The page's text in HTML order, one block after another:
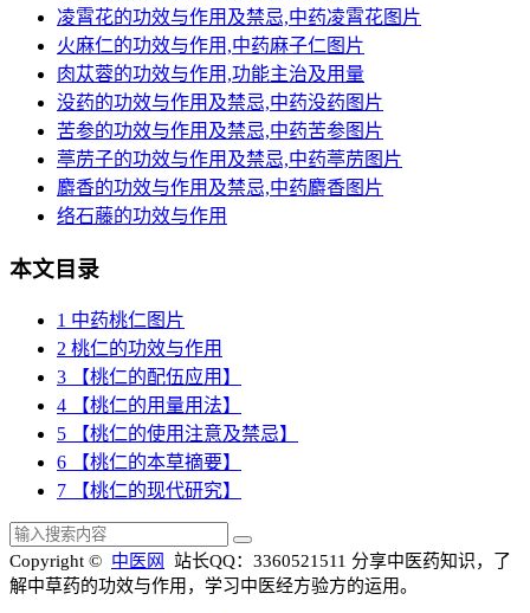
凌霄花的功效与作用及禁忌,中药凌霄花图片
火麻仁的功效与作用,中药麻子仁图片
肉苁蓉的功效与作用,功能主治及用量
没药的功效与作用及禁忌,中药没药图片
苦参的功效与作用及禁忌,中药苦参图片
葶苈子的功效与作用及禁忌,中药葶苈图片
麝香的功效与作用及禁忌,中药麝香图片
络石藤的功效与作用
本文目录
1 中药桃仁图片
2 桃仁的功效与作用
3 【桃仁的配伍应用】
4 【桃仁的用量用法】
5 【桃仁的使用注意及禁忌】
6 【桃仁的本草摘要】
7 【桃仁的现代研究】
Copyright © 中医网 站长QQ：3360521511 分享中医药知识，了
解中草药的功效与作用，学习中医经方验方的运用。